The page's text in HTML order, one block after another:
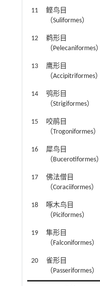
11
鲣鸟目
（Suliformes）
12
鹈形目
（Pelecaniformes）
13
鹰形目
（Accipitriformes）
14
鸮形目
（Strigiformes）
15
咬鹃目
（Trogoniformes）
16
犀鸟目
（Bucerotiformes）
17
佛法僧目
（Coraciiformes）
18
啄木鸟目
（Piciformes）
19
隼形目
（Falconiformes）
20
雀形目
（Passeriformes）